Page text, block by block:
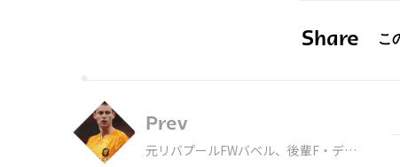
Share
Prev
元リバプールFWバベル、後輩F・デ・